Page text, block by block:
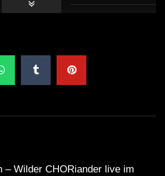
– Wilder CHORiander live im